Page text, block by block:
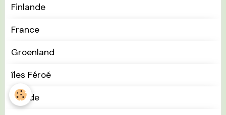
Finlande
France
Groenland
îles Féroé
Irlande